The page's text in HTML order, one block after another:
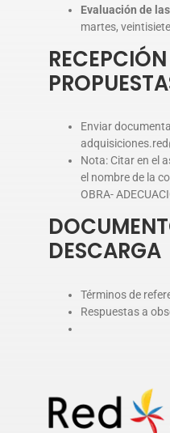
Evaluación de
martes,
Enviar
Nota: Citar en el
el nombre de la
OBRA-
DESCARGA
Términos de
Respuestas a